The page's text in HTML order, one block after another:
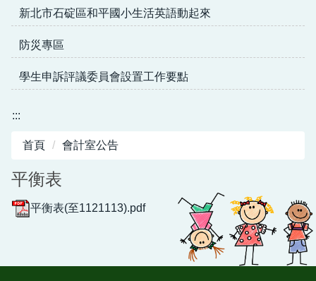
新北市石碇區和平國小生活英語動起來
防災專區
學生申訴評議委員會設置工作要點
:::
首頁 會計室公告
平衡表
平衡表(至1121113).pdf